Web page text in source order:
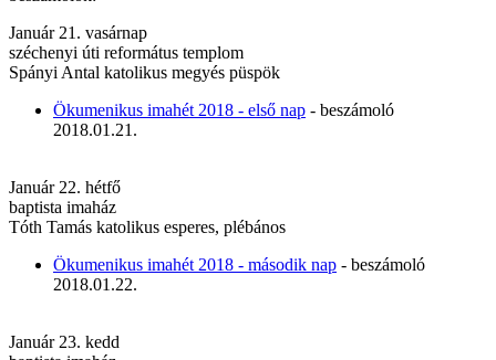
Január 21. vasárnap
széchenyi úti református templom
Spányi Antal katolikus megyés püspök
Ökumenikus imahét 2018 - első nap - beszámoló
2018.01.21.
Január 22. hétfő
baptista imaház
Tóth Tamás katolikus esperes, plébános
Ökumenikus imahét 2018 - második nap - beszámoló
2018.01.22.
Január 23. kedd